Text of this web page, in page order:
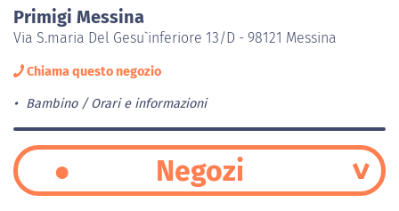
Primigi Messina
Via S.maria Del Gesu`inferiore 13/D - 98121 Messina
Chiama questo negozio
Bambino Orari e informazioni
Negozi